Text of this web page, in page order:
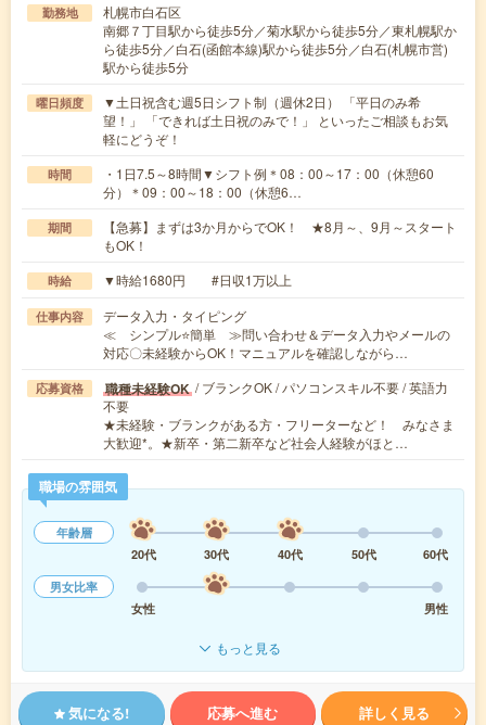
勤務地
札幌市白石区
南郷７丁目駅から徒歩5分／菊水駅から徒歩5分／東札幌駅か
ら徒歩5分／白石(函館本線)駅から徒歩5分／白石(札幌市営)
駅から徒歩5分
曜日頻度
▼土日祝含む週5日シフト制（週休2日） 「平日のみ希
望！」 「できれば土日祝のみで！」 といったご相談もお気
軽にどうぞ！
時間
・1日7.5～8時間▼シフト例＊08：00～17：00（休憩60
分）＊09：00～18：00（休憩6…
期間
【急募】まずは3か月からでOK！ ★8月～、9月～スタート
もOK！
時給 ▼時給1680円 #日収1万以上
仕事内容
データ入力・タイピング
≪ シンプル⭐簡単 ≫問い合わせ＆データ入力やメールの
対応〇未経験からOK！マニュアルを確認しながら…
応募資格 職種未経験OK / ブランクOK / パソコンスキル不要 / 英語力
不要
★未経験・ブランクがある方・フリーターなど！ みなさま
大歓迎*。★新卒・第二新卒など社会人経験がほと…
職場の雰囲気
年齢層
20代
30代 40代 50代
60代
男女比率
女性
男性
もっと見る
気になる! 応募へ進む 詳しく見る